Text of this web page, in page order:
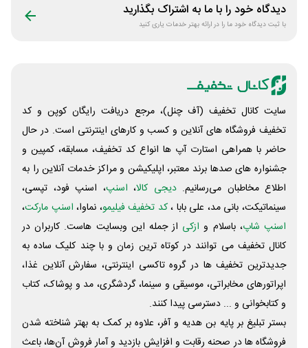
دیدگاه خود را با ما به اشتراک بگذارید
با ثبت دیدگاه خود ما را در ارائه بهتر خدمات یاری کنید
سایت کانال تخفیف (آف چنل)، مرجع دریافت رایگان کوپن و کد
تخفیف فروشگاه های آنلاین و کسب و‌ کارهای اینترنتی است. در حال
حاضر با همراهی استارت آپ ها انواع کد تخفیف، مسابقه، کمپین و
جشنواره های صدها برند معتبر، اپلیکیشن و مراکز خدمات آنلاین را به
اطلاع مخاطبان می‌رسانیم. دیجی کالا، اسنپ، اسنپ فود، تپسی،
سینماتیکت، بانی مد، علی‌ بابا ،کد تخفیف فیلیمو، نماوا، اسنپ مارکت،
اسنپ شاپ، باسلام و ازکی از جمله این وبسایت ‌هاست. کاربران در
کانال تخفیف می توانند در کوتاه ترین زمان و با چند کلیک ساده به
جدیدترین تخفیف ها در گروه تاکسی اینترنتی، سفارش آنلاین غذا،
اپراتورهای مخابراتی، موسیقی و سینما، گردشگری، مد و پوشاک، کتاب
و کتابخوانی و ... دسترسی پیدا کنند.
بستر تبلیغ بر پایه بن هدیه و آفر، علاوه بر کمک به بهتر شناخته شدن
فروشگاه ها در صحنه رقابت و افزایش بازدید و آمار فروش آن‌ها، باعث